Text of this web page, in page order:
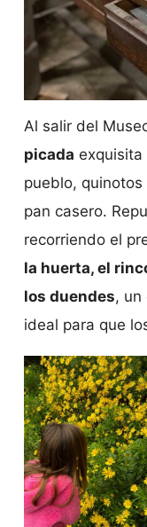
Al salir del
picada exquisita
pueblo,
pan casero.
recorriendo el
la huerta, el
los duendes, un
ideal para que